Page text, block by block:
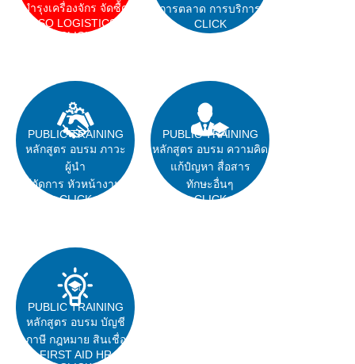
บำรุงเครื่องจักร จัดซื้ด
ISO LOGISTICS
CLICK
การตลาด การบริการ
CLICK
PUBLIC TRAINING
หลักสูตร อบรม ภาวะ
ผู้นำ
ผู้จัดการ หัวหน้างาน
CLICK
PUBLIC TRAINING
หลักสูตร อบรม ความคิด
แก้ปํญหา สื่อสาร
ทักษะอื่นๆ
CLICK
PUBLIC TRAINING
หลักสูตร อบรม บัญชี
ภาษี กฎหมาย สินเชื่อ
FIRST AID HR